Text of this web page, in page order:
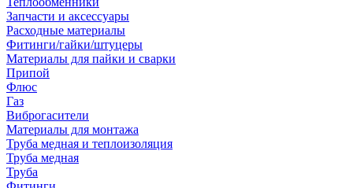
Запчасти и аксессуары
Расходные материалы
Фитинги/гайки/штуцеры
Материалы для пайки и сварки
Припой
Флюс
Газ
Виброгасители
Материалы для монтажа
Труба медная и теплоизоляция
Труба медная
Труба